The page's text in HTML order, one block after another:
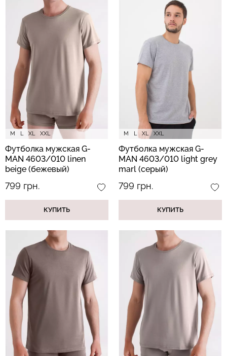
M L XL XXL
Футболка мужская G-
MAN 4603/010 linen
beige (бежевый)
799 грн.
КУПИТЬ
M L XL XXL
Футболка мужская G-
MAN 4603/010 light grey
marl (серый)
799 грн.
КУПИТЬ
Бесшовные трусы
хипстеры HIPSTER BRIEFS
(бежевый) Giulia
230 грн.
Топ на бретелях в рубчик
CAMI TOP RIB white
(белый) Giulia
299 грн. 499 грн.
Велосипедки с пуш-ап
эффектом бесшовные
TRACKS SHAPE black
(черный) Giulia
454 грн.
Топ на бретелях в рубчик
CAMI TOP RIB black
(черный) Giulia
299 грн.